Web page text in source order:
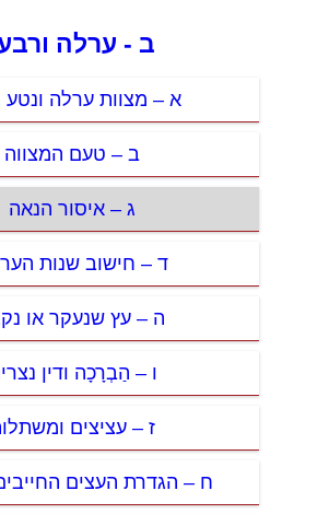
ב - ערלה
א – מצוות ערלה ונטע
ב – טעם המצווה
ג – איסור הנאה
ד – חישוב שנות
ה – עץ שנעקר או
ו – הַבְרָכָה ודין
ז – עציצים
ח – הגדרת העצים